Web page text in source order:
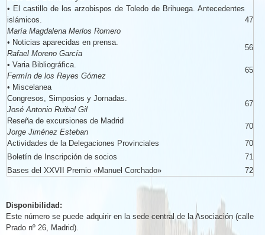
• El castillo de los arzobispos de Toledo de Brihuega. Antecedentes
islámicos.
María Magdalena Merlos Romero
47
• Noticias aparecidas en prensa.
Rafael Moreno García
56
• Varia Bibliográfica.
Fermín de los Reyes Gómez
65
• Miscelanea
Congresos, Simposios y Jornadas.
José Antonio Ruibal Gil
67
Reseña de excursiones de Madrid
Jorge Jiménez Esteban
70
Actividades de la Delegaciones Provinciales
70
Boletín de Inscripción de socios
71
Bases del XXVII Premio «Manuel Corchado» 72
Disponibilidad:
Este número se puede adquirir en la sede central de la Asociación (calle
Prado nº 26, Madrid).